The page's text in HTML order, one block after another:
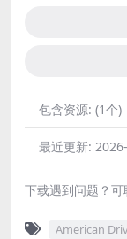
包含资源: (1个)
最近更新:
下载遇到问题？
American